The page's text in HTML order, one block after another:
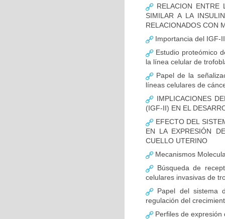
RELACION ENTRE
SIMILAR A LA
RELACIONADOS CON
Importancia del IGF-
Estudio proteómico
la línea celular de
Papel de la
líneas celulares de
IMPLICACIONES
(IGF-II) EN EL
EFECTO DEL
EN LA EXPRESIÓN
CUELLO UTERINO
Mecanismos
Búsqueda de
celulares invasivas de
Papel del sistema
regulación del
Perfiles de